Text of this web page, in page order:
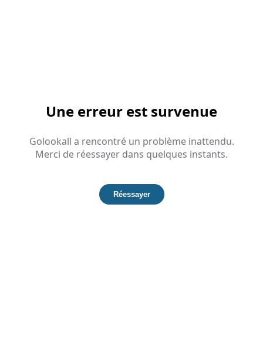
Une erreur est survenue
Golookall a rencontré un problème inattendu.
Merci de réessayer dans quelques instants.
Réessayer